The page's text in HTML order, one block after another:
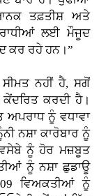
ਤਫ਼ਤੀਸ਼ ਅਤੇ
ਲਈ ਮੌਜੂਦ
ਕਰ ਰਹੇ ਹਨ।”
ਨਹੀਂ ਹੈ, ਸਗੋਂ
ਕਰਦੀ ਹੈ।
ਨੂੰ ਵਧਾਵਾ
ਨਸ਼ਾ ਕਾਰੋਬਾਰ ਨੂੰ
ਨੂੰ ਹੋਰ ਮਜ਼ਬੂਤ
ਨੂੰ ਨਸ਼ਾ ਛੁਡਾਊ
ਵਿਅਕਤੀਆਂ ਨੂੰ